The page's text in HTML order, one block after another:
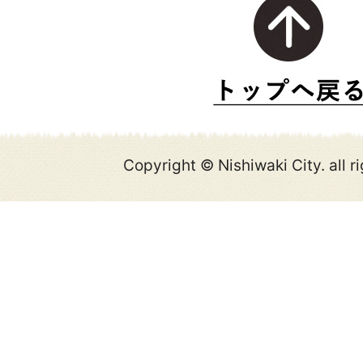
Copyright © Nishiwaki City. all